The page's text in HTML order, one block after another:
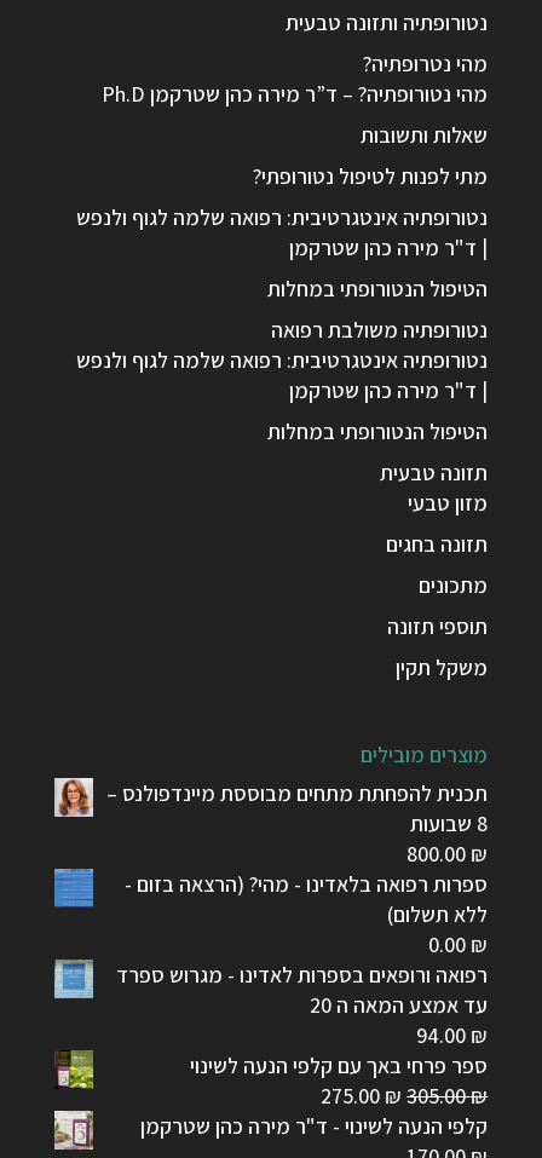
נטורופתיה ותזונה טבעית
מהי נטרופתיה?
מהי נטורופתיה? – ד”ר מירה כהן שטרקמן Ph.D
שאלות ותשובות
מתי לפנות לטיפול נטורופתי?
נטורופתיה אינטגרטיבית: רפואה שלמה לגוף ולנפש
| ד"ר מירה כהן שטרקמן
הטיפול הנטורופתי במחלות
נטורופתיה משולבת רפואה
נטורופתיה אינטגרטיבית: רפואה שלמה לגוף ולנפש
| ד"ר מירה כהן שטרקמן
הטיפול הנטורופתי במחלות
תזונה טבעית
מזון טבעי
תזונה בחגים
מתכונים
תוספי תזונה
משקל תקין
מוצרים מובילים
תכנית להפחתת מתחים מבוססת מיינדפולנס –
8 שבועות
800.00 ₪
ספרות רפואה בלאדינו - מהי? (הרצאה בזום -
ללא תשלום)
0.00 ₪
רפואה ורופאים בספרות לאדינו - מגרוש ספרד
עד אמצע המאה ה 20
94.00 ₪
ספר פרחי באך עם קלפי הנעה לשינוי
305.00₪
המחיר
המקורי
275.00 ₪
המחיר
הנוכחי
קלפי הנעה לשינוי - ד"ר מירה כהן שטרקמן